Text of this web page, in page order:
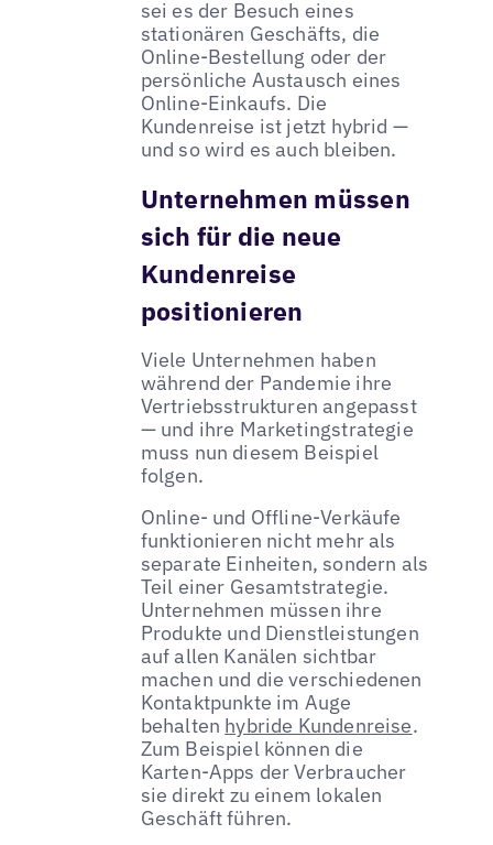
sei es der Besuch eines
stationären Geschäfts, die
Online-Bestellung oder der
persönliche Austausch eines
Online-Einkaufs. Die
Kundenreise ist jetzt hybrid —
und so wird es auch bleiben.
Unternehmen müssen
sich für die neue
Kundenreise
positionieren
Viele Unternehmen haben
während der Pandemie ihre
Vertriebsstrukturen angepasst
— und ihre Marketingstrategie
muss nun diesem Beispiel
folgen.
Online- und Offline-Verkäufe
funktionieren nicht mehr als
separate Einheiten, sondern als
Teil einer Gesamtstrategie.
Unternehmen müssen ihre
Produkte und Dienstleistungen
auf allen Kanälen sichtbar
machen und die verschiedenen
Kontaktpunkte im Auge
behalten hybride Kundenreise.
Zum Beispiel können die
Karten-Apps der Verbraucher
sie direkt zu einem lokalen
Geschäft führen.